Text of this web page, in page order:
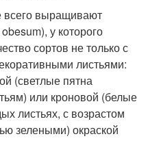
всего выращивают
у которого
сортов не только с
листьями:
(светлые пятна
или кроновой (белые
листьях, с возрастом
зелеными) окраской